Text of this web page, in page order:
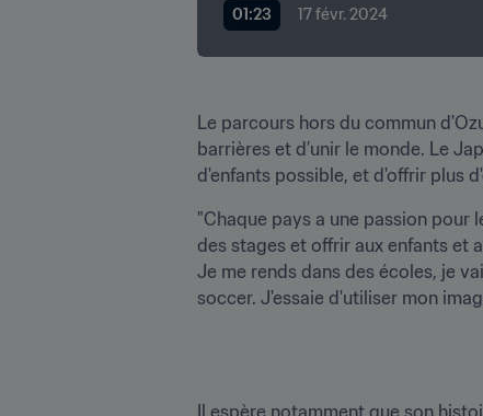
01:23 17 févr. 2024
Le parcours hors du commun
barrières et d’unir le monde. Le
d'enfants possible, et d'offrir plus
"Chaque pays a une passion pour
des stages et offrir aux enfants et
Je me rends dans des écoles, je
soccer. J'essaie d'utiliser mon
Il espère notamment que son